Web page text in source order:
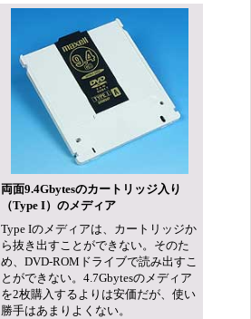
両面9.4Gbytesのカートリッジ入り
（Type I）のメディア
Type Iのメディアは、カートリッジか
ら抜き出すことができない。そのた
め、DVD-ROMドライブで読み出すこ
とができない。4.7Gbytesのメディア
を2枚購入するよりは安価だが、使い
勝手はあまりよくない。